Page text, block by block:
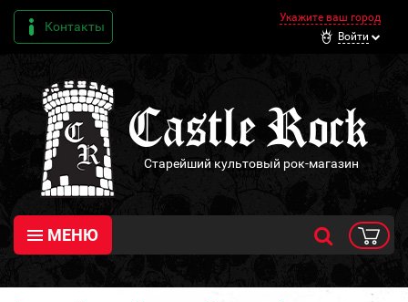
Контакты
Укажите ваш город
Войти
Старейший культовый рок-магазин
МЕНЮ